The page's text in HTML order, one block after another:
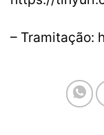
– Tramitação: